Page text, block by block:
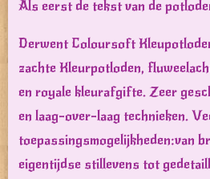
Als eerst de tekst van de
Derwent Coloursoft
zachte Kleurpotloden,
en royale kleurafgifte. Zeer
en laag-over-laag technieken.
toepassingsmogelijkheden:van
eigentijdse stillevens tot